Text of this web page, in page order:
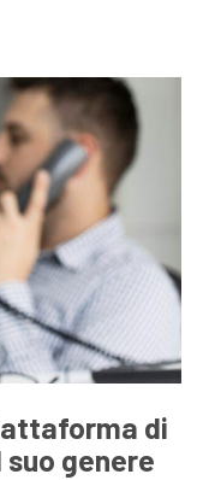
di
genere